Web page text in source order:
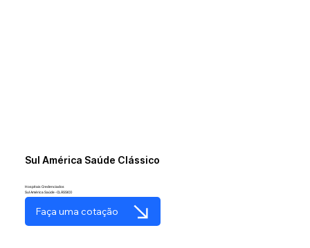
Sul América Saúde Clássico
Hospitais Credenciados
Sul América Saúde - CLÁSSICO
Faça uma cotação